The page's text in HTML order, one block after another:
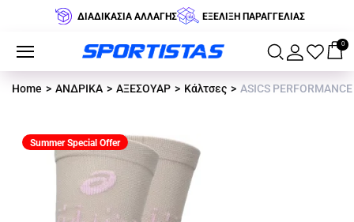
ΔΙΑΔΙΚΑΣΙΑ ΑΛΛΑΓΗΣ ΕΞΕΛΙΞΗ ΠΑΡΑΓΓΕΛΙΑΣ
0
Home ΑΝΔΡΙΚΑ ΑΞΕΣΟΥΑΡ Κάλτσες ASICS
Summer Special Offer